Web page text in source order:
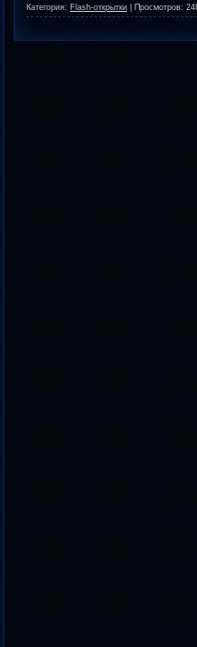
Категория: Flash-открытки Просмотров: